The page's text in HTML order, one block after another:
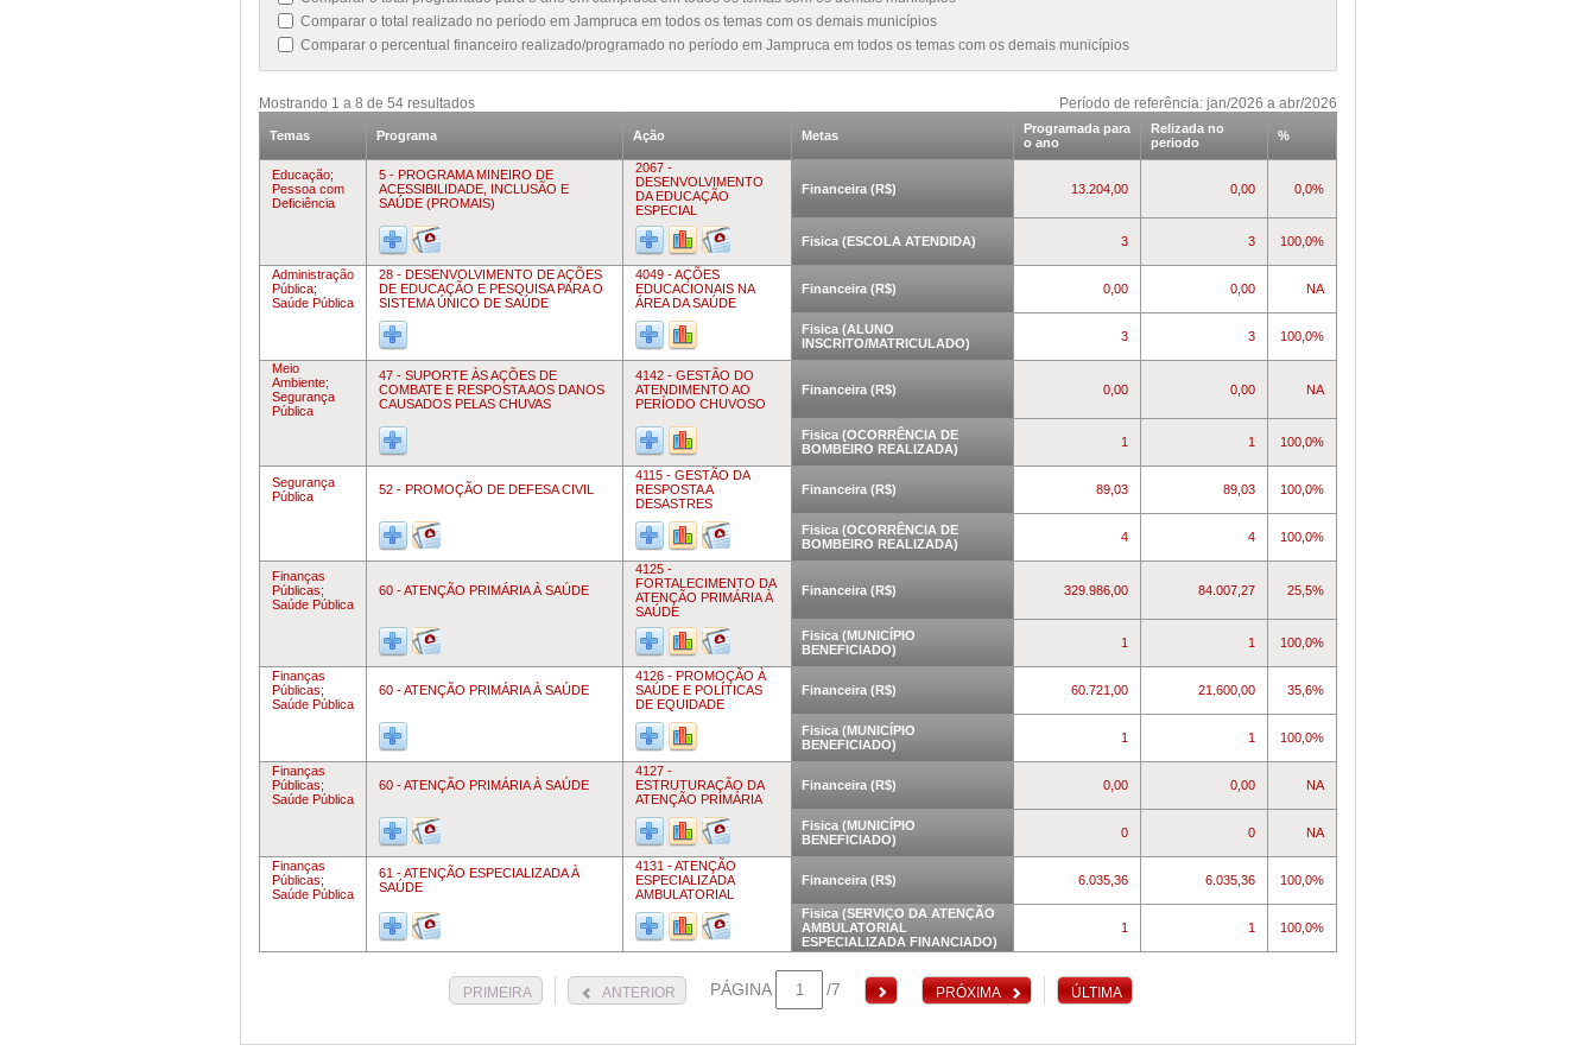
Comparar o total realizado no período em Jampruca em todos os temas com os demais municípios
Comparar o percentual financeiro realizado/programado no período em Jampruca em todos os temas com os demais municípios
Mostrando 1 a 8 de 54 resultados Período de referência: jan/2026 a abr/2026
Temas Programa Ação Metas
Programada para
o ano
Relizada no
periodo
%
Educação;
Pessoa com
Deficiência
5 - PROGRAMA MINEIRO DE
ACESSIBILIDADE, INCLUSÃO E
SAÚDE (PROMAIS)
2067 -
DESENVOLVIMENTO
DA EDUCAÇÃO
ESPECIAL
Financeira (R$) 13.204,00 0,00 0,0%
Fisica (ESCOLA ATENDIDA) 3 3 100,0%
Administração
Pública;
Saúde Pública
28 - DESENVOLVIMENTO DE AÇÕES
DE EDUCAÇÃO E PESQUISA PARA O
SISTEMA ÚNICO DE SAÚDE
4049 - AÇÕES
EDUCACIONAIS NA
ÁREA DA SAÚDE
Financeira (R$) 0,00 0,00 NA
Fisica (ALUNO
INSCRITO/MATRICULADO)
3 3 100,0%
Meio
Ambiente;
Segurança
Pública
47 - SUPORTE ÀS AÇÕES DE
COMBATE E RESPOSTA AOS DANOS
CAUSADOS PELAS CHUVAS
4142 - GESTÃO DO
ATENDIMENTO AO
PERÍODO CHUVOSO
Financeira (R$) 0,00 0,00 NA
Fisica (OCORRÊNCIA DE
BOMBEIRO REALIZADA)
1 1 100,0%
Segurança
Pública
52 - PROMOÇÃO DE DEFESA CIVIL
4115 - GESTÃO DA
RESPOSTA A
DESASTRES
Financeira (R$) 89,03 89,03 100,0%
Fisica (OCORRÊNCIA DE
BOMBEIRO REALIZADA)
4 4 100,0%
Finanças
Públicas;
Saúde Pública
60 - ATENÇÃO PRIMÁRIA À SAÚDE
4125 -
FORTALECIMENTO DA
ATENÇÃO PRIMÁRIA À
SAÚDE
Financeira (R$) 329.986,00 84.007,27 25,5%
Fisica (MUNICÍPIO
BENEFICIADO)
1 1 100,0%
Finanças
Públicas;
Saúde Pública
60 - ATENÇÃO PRIMÁRIA À SAÚDE
4126 - PROMOÇÃO À
SAÚDE E POLÍTICAS
DE EQUIDADE
Financeira (R$) 60.721,00 21.600,00 35,6%
Fisica (MUNICÍPIO
BENEFICIADO)
1 1 100,0%
Finanças
Públicas;
Saúde Pública
60 - ATENÇÃO PRIMÁRIA À SAÚDE
4127 -
ESTRUTURAÇÃO DA
ATENÇÃO PRIMÁRIA
Financeira (R$) 0,00 0,00 NA
Fisica (MUNICÍPIO
BENEFICIADO)
0 0 NA
Finanças
Públicas;
Saúde Pública
61 - ATENÇÃO ESPECIALIZADA À
SAÚDE
4131 - ATENÇÃO
ESPECIALIZADA
AMBULATORIAL
Financeira (R$) 6.035,36 6.035,36 100,0%
Fisica (SERVIÇO DA ATENÇÃO
AMBULATORIAL
ESPECIALIZADA FINANCIADO)
1 1 100,0%
PRIMEIRA ANTERIOR PÁGINA /7 PRÓXIMA ÚLTIMA